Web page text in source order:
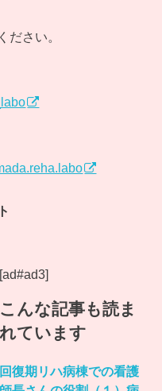
ださい。
[ad#ad3]
こんな記事も読ま
れています
回復期リハ病棟での看護